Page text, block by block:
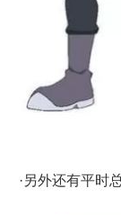
·另外还有平时